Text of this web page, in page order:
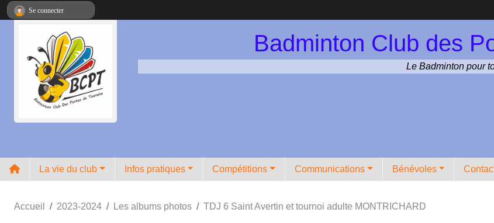
Badminton Club des
Le Badminton pour
La vie du club Infos pratiques Compétitions Communications Bénévoles
Accueil 2023-2024 Les albums photos TDJ 6 Saint Avertin et tournoi adulte MONTRICHARD
Se connecter
Panneau de gestion des cookies